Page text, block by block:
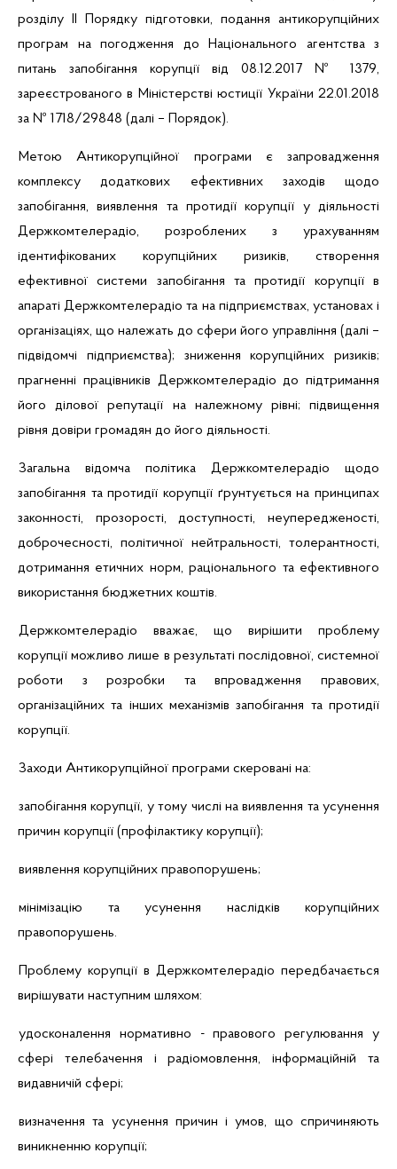
розділу ІІ Порядку підготовки, подання антикорупційних
програм на погодження до Національного агентства з
питань запобігання корупції від 08.12.2017 № 1379,
зареєстрованого в Міністерстві юстиції України 22.01.2018
за № 1718/29848 (далі – Порядок).
Метою Антикорупційної програми є запровадження
комплексу додаткових ефективних заходів щодо
запобігання, виявлення та протидії корупції у діяльності
Держкомтелерадіо, розроблених з урахуванням
ідентифікованих корупційних ризиків, створення
ефективної системи запобігання та протидії корупції в
апараті Держкомтелерадіо та на підприємствах, установах і
організаціях, що належать до сфери його управління (далі –
підвідомчі підприємства); зниження корупційних ризиків;
прагненні працівників Держкомтелерадіо до підтримання
його ділової репутації на належному рівні; підвищення
рівня довіри громадян до його діяльності.
Загальна відомча політика Держкомтелерадіо щодо
запобігання та протидії корупції ґрунтується на принципах
законності, прозорості, доступності, неупередженості,
доброчесності, політичної нейтральності, толерантності,
дотримання етичних норм, раціонального та ефективного
використання бюджетних коштів.
Держкомтелерадіо вважає, що вирішити проблему
корупції можливо лише в результаті послідовної, системної
роботи з розробки та впровадження правових,
організаційних та інших механізмів запобігання та протидії
корупції.
Заходи Антикорупційної програми скеровані на:
запобігання корупції, у тому числі на виявлення та усунення
причин корупції (профілактику корупції);
виявлення корупційних правопорушень;
мінімізацію та усунення наслідків корупційних
правопорушень.
Проблему корупції в Держкомтелерадіо передбачається
вирішувати наступним шляхом:
удосконалення нормативно - правового регулювання у
сфері телебачення і радіомовлення, інформаційній та
видавничій сфері;
визначення та усунення причин і умов, що спричиняють
виникненню корупції;